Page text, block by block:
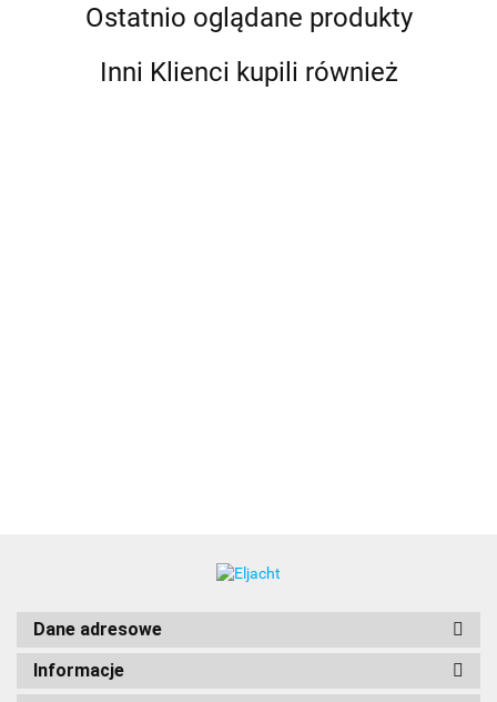
Ostatnio oglądane produkty
Inni Klienci kupili również
Dane adresowe
Informacje